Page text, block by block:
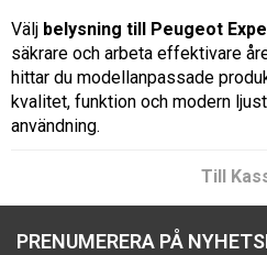
Välj belysning till Peugeot
säkrare och arbeta effektivare
hittar du modellanpassade
kvalitet, funktion och modern
användning.
Till
PRENUMERERA PÅ